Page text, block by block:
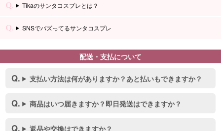
Tikaのサンタコスプレとは？
SNSでバズってるサンタコスプレ
配送・支払について
支払い方法は何がありますか？あと払いもできますか？
商品はいつ届きますか？即日発送はできますか？
返品や交換はできますか？